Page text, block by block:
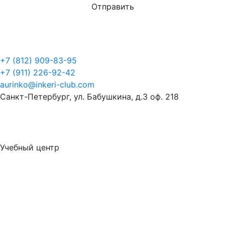
+7 (812) 909-83-95
+7 (911) 226-92-42
aurinko@inkeri-club.com
Санкт-Петербург, ул. Бабушкина, д.3 оф. 218
Учебный центр